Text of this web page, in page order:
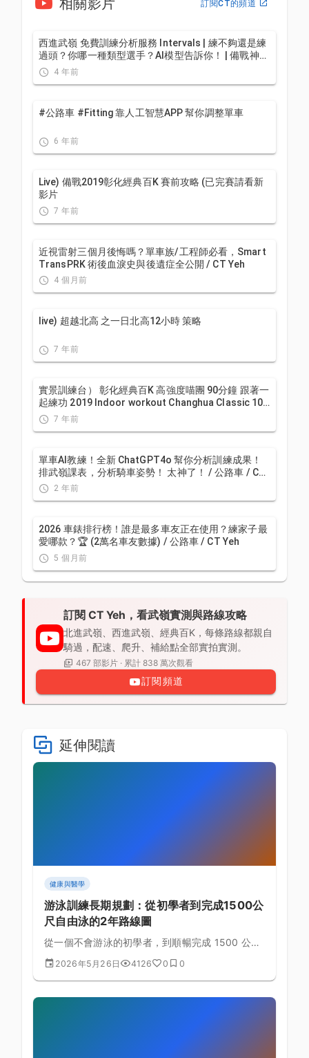
相關影片 訂閱CT的頻道
西進武嶺 免費訓練分析服務 Intervals | 練不夠還是練
過頭？你哪一種類型選手？AI模型告訴你！ | 備戰神器
4 年前
#公路車 #Fitting 靠人工智慧APP 幫你調整單車
6 年前
Live) 備戰2019彰化經典百K 賽前攻略 (已完賽請看新
影片
7 年前
近視雷射三個月後悔嗎？單車族/工程師必看，Smart
TransPRK 術後血淚史與後遺症全公開 / CT Yeh
4 個月前
live) 超越北高 之一日北高12小時 策略
7 年前
實景訓練台） 彰化經典百K 高強度喵團 90分鐘 跟著一
起練功 2019 Indoor workout Changhua Classic 100
Taiwan
7 年前
單車AI教練！全新 ChatGPT4o 幫你分析訓練成果！
排武嶺課表，分析騎車姿勢！ 太神了！ / 公路車 / CT
Yeh / feat. 緯緯
2 年前
2026 車錶排行榜！誰是最多車友正在使用？練家子最
愛哪款？🏆 (2萬名車友數據) / 公路車 / CT Yeh
5 個月前
訂閱 CT Yeh，看武嶺實測與路線攻略
北進武嶺、西進武嶺、經典百K，每條路線都親自
騎過，配速、爬升、補給點全部實拍實測。
467 部影片 · 累計 838 萬次觀看
訂閱頻道
延伸閱讀
健康與醫學
游泳訓練長期規劃：從初學者到完成1500公
尺自由泳的2年路線圖
從一個不會游泳的初學者，到順暢完成 1500 公尺
自由泳——這個目標兩年內完全可行。本文提供詳
細的分階段訓練路線圖，包含每週課表範本、里程
2026年5月26日 4126 0 0